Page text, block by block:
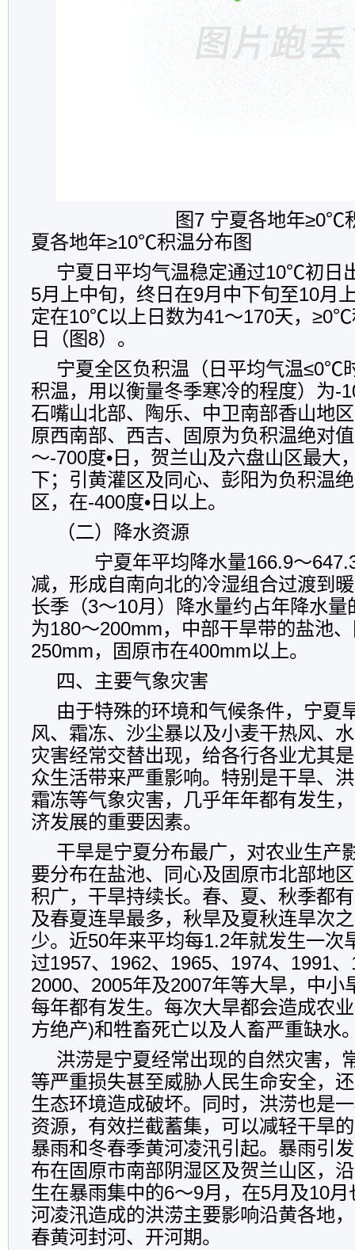
图7 宁夏各地年≥0℃积温
夏各地年≥10℃积温分布图
宁夏日平均气温稳定通过10℃初日
5月上中旬，终日在9月中下旬至10月
定在10℃以上日数为41～170天，≥0℃
日（图8）。
宁夏全区负积温（日平均气温≤0℃
积温，用以衡量冬季寒冷的程度）为-
石嘴山北部、陶乐、中卫南部香山地
原西南部、西吉、固原为负积温绝对
～-700度•日，贺兰山及六盘山区最大
下；引黄灌区及同心、彭阳为负积温
区，在-400度•日以上。
（二）降水资源
宁夏年平均降水量166.9～
减，形成自南向北的冷湿组合过渡到
长季（3～10月）降水量约占年降水量
为180～200mm，中部干旱带的盐池
250mm，固原市在400mm以上。
四、主要气象灾害
由于特殊的环境和气候条件，宁夏
风、霜冻、沙尘暴以及小麦干热风、
灾害经常交替出现，给各行各业尤其
众生活带来严重影响。特别是干旱、
霜冻等气象灾害，几乎年年都有发生
济发展的重要因素。
干旱是宁夏分布最广，对农业生产
要分布在盐池、同心及固原市北部地
积广，干旱持续长。春、夏、秋季都
及春夏连旱最多，秋旱及夏秋连旱次
少。近50年来平均每1.2年就发生一次
过1957、1962、1965、1974、1991
2000、2005年及2007年等大旱，中小
每年都有发生。每次大旱都会造成农
方绝产)和牲畜死亡以及人畜严重缺水
洪涝是宁夏经常出现的自然灾害，
等严重损失甚至威胁人民生命安全，
生态环境造成破坏。同时，洪涝也是
资源，有效拦截蓄集，可以减轻干旱
暴雨和冬春季黄河凌汛引起。暴雨引
布在固原市南部阴湿区及贺兰山区，
生在暴雨集中的6～9月，在5月及10
河凌汛造成的洪涝主要影响沿黄各地
春黄河封河、开河期。